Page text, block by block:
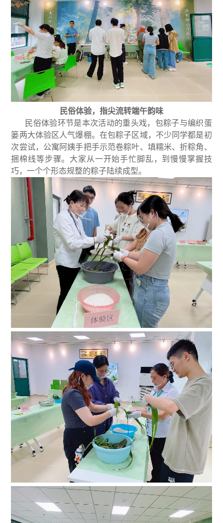
民俗体验， 指尖流转端午韵味
民俗体验环节是本次活动的重头戏，包粽子与编织蛋
篓两大体验区人气爆棚。在包粽子区域，不少同学都是初
次尝试，公寓阿姨手把手示范卷粽叶、填糯米、折粽角、
捆棉线等步骤。大家从一开始手忙脚乱，到慢慢掌握技
巧，一个个形态规整的粽子陆续成型。